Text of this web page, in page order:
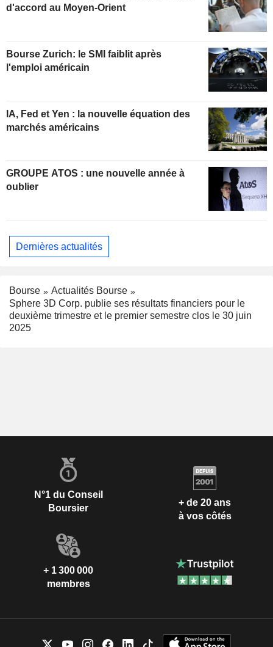
d'accord au Moyen-Orient
Bourse Zurich: le SMI faiblit après
l'emploi américain
IA, Fed et Yen : la nouvelle équation des
marchés américains
GROUPE ATOS : une nouvelle année à
oublier
Dernières actualités
Bourse
Actualités Bourse
Sphere 3D Corp. publie ses résultats financiers pour le
deuxième trimestre et le premier semestre clos le 30 juin
2025
N°1 du Conseil
Boursier
+ de 20 ans
à vos côtés
+ 1 300 000
membres